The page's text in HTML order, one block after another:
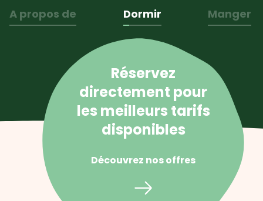
A propos de Dormir Manger
Réservez
directement pour
les meilleurs tarifs
disponibles
Découvrez nos offres